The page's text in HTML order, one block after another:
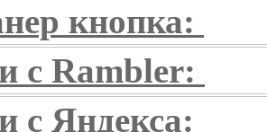
кнопка:
с Rambler:
с Яндекса: